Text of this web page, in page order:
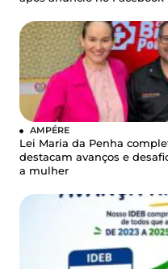
AMPÉRE
Lei Maria da Penha
destacam avanços e
a mulher